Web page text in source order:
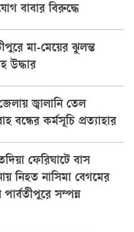
বাবার বিরুদ্ধে
মা-মেয়ের ঝুলন্ত
উদ্ধার
জ্বালানি তেল
বন্ধের কর্মসূচি প্রত্যাহার
ফেরিঘাটে বাস
নিহত নাসিমা বেগমের
সম্পন্ন